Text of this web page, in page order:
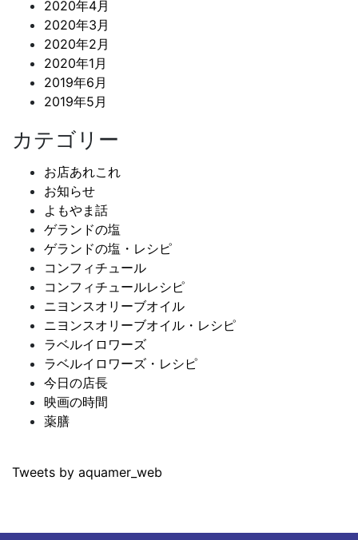
2020年4月
2020年3月
2020年2月
2020年1月
2019年6月
2019年5月
カテゴリー
お店あれこれ
お知らせ
よもやま話
ゲランドの塩
ゲランドの塩・レシピ
コンフィチュール
コンフィチュールレシピ
ニヨンスオリーブオイル
ニヨンスオリーブオイル・レシピ
ラベルイロワーズ
ラベルイロワーズ・レシピ
今日の店長
映画の時間
薬膳
Tweets by aquamer_web